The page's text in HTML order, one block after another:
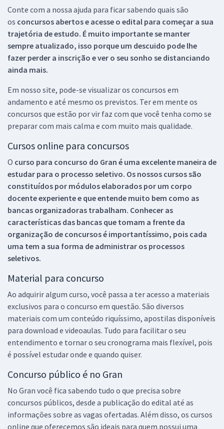
Conte com a nossa ajuda para ficar sabendo quais são
os concursos abertos e acesse o edital para começar a sua
trajetória de estudo. É muito importante se manter
sempre atualizado, isso porque um descuido pode lhe
fazer perder a inscrição e ver o seu sonho se distanciando
ainda mais.
Em nosso site, pode-se visualizar os concursos em
andamento e até mesmo os previstos. Ter em mente os
concursos que estão por vir faz com que você tenha como se
preparar com mais calma e com muito mais qualidade.
Cursos online para concursos
O curso para concurso do Gran é uma excelente maneira de
estudar para o processo seletivo. Os nossos cursos são
constituídos por módulos elaborados por um corpo
docente experiente e que entende muito bem como as
bancas organizadoras trabalham. Conhecer as
características das bancas que tomam a frente da
organização de concursos é importantíssimo, pois cada
uma tem a sua forma de administrar os processos
seletivos.
Material para concurso
Ao adquirir algum curso, você passa a ter acesso a materiais
exclusivos para o concurso em questão. São diversos
materiais com um conteúdo riquíssimo, apostilas disponíveis
para download e videoaulas. Tudo para facilitar o seu
entendimento e tornar o seu cronograma mais flexível, pois
é possível estudar onde e quando quiser.
Concurso público é no Gran
No Gran você fica sabendo tudo o que precisa sobre
concursos públicos, desde a publicação do edital até as
informações sobre as vagas ofertadas. Além disso, os cursos
online que oferecemos são ideais para quem possui uma